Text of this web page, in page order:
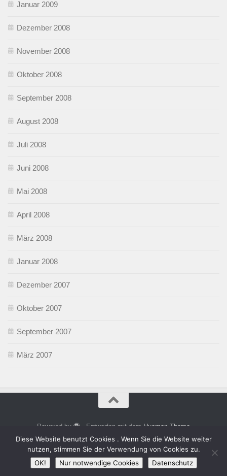
Januar 2009
Dezember 2008
November 2008
Oktober 2008
September 2008
August 2008
Juli 2008
Juni 2008
Mai 2008
April 2008
März 2008
Januar 2008
Dezember 2007
Oktober 2007
September 2007
März 2007
Powered by - Entworfen mit dem Hueman-Theme
Diese Website benutzt Cookies . Wenn Sie die Website weiter
nutzen, stimmen Sie der Verwendung von Cookies zu.
OK!
Nur notwendige Cookies Datenschutz